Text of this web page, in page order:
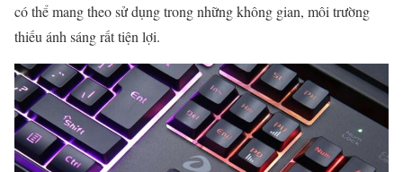
có thể mang theo sử dụng trong những không gian, môi trường
thiếu ánh sáng rất tiện lợi.